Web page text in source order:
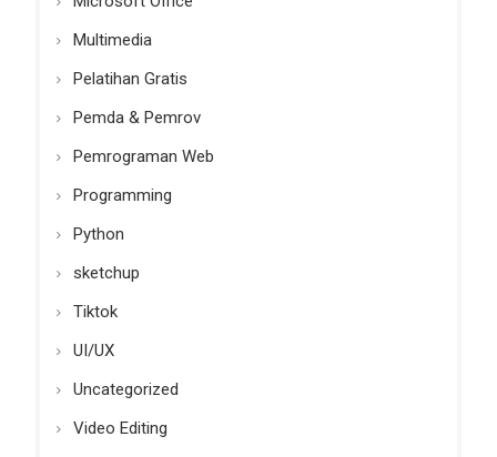
Multimedia
Pelatihan Gratis
Pemda & Pemrov
Pemrograman Web
Programming
Python
sketchup
Tiktok
UI/UX
Uncategorized
Video Editing